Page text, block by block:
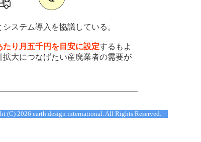
ステム導入を協議している。
たり月五千円を目安に設定するもよ
大につなげたい産廃業者の需要が
(C)2026 earth design international. All Rights Reserved.